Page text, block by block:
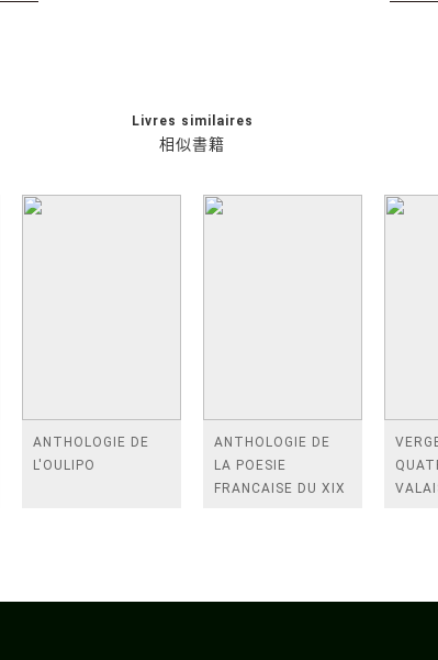
相似書籍
Livres similaires
ANTHOLOGIE DE
L'OULIPO
ANTHOLOGIE DE
LA POESIE
FRANCAISE DU XIX